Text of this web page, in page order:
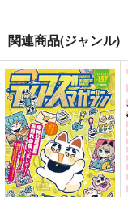
関連商品(ジャンル)